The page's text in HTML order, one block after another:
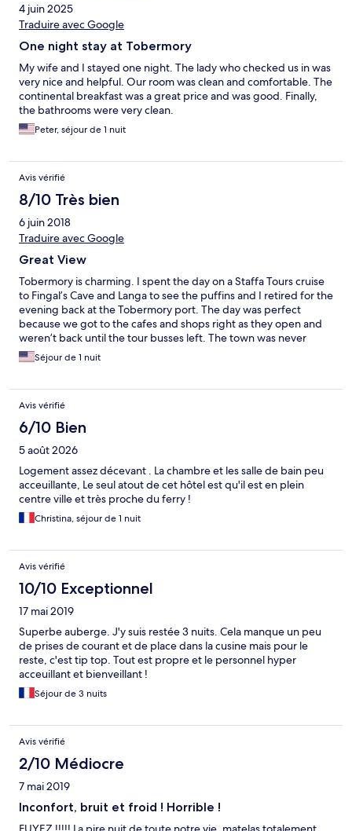
4 juin 2025
Traduire avec Google
One night stay at Tobermory
My wife and I stayed one night. The lady who checked us in was
very nice and helpful. Our room was clean and comfortable. The
continental breakfast was a great price and was good. Finally,
the bathrooms were very clean.
Peter, séjour de 1 nuit
Avis vérifié
8/10 Très bien
6 juin 2018
Traduire avec Google
Great View
Tobermory is charming. I spent the day on a Staffa Tours cruise
to Fingal’s Cave and Langa to see the puffins and I retired for the
evening back at the Tobermory port. The day was perfect
because we got to the cafes and shops right as they open and
weren’t back until the tour busses left. The town was never
crowded (thankfully because it only takes five minutes to walk
the entirety of the waterfront). The hostel was average, but I’m
FANTASTIC and the gentleman (like most people in Scotland I’ve
encountered) was prompt and pleasant. Check in was hassle
free and went smoothly. We picked up our keys, door and WiFi
access code and towels (included in private room) and headed
upstairs. The male and female showers are on separate floors.
The female facility was emaculate. I cannot testify to the
condition of the men’s showers, but my boyfriend didn’t have
any complaints. The single unisex toilet on the first floor where
we stayed did smell a bit like urine and I believe it has to do with
old plumbing, but I had the option of female toilets upstairs so it
there were some dead bugs on a walls corner and the window
sill, but nothing repulsive. I quite enjoyed my stay. My window
where there was a live bagpipe rendition for twenty minutes. I
am unsure what the occasion was, but it was pleasant.
Séjour de 1 nuit
Avis vérifié
6/10 Bien
5 août 2026
Logement assez décevant . La chambre et les salle de bain peu
acceuillante, Le seul atout de cet hôtel est qu'il est en plein
centre ville et très proche du ferry !
Christina, séjour de 1 nuit
Avis vérifié
10/10 Exceptionnel
17 mai 2019
Superbe auberge. J'y suis restée 3 nuits. Cela manque un peu
de prises de courant et de place dans la cusine mais pour le
reste, c'est tip top. Tout est propre et le personnel hyper
acceuillant et bienveillant !
Séjour de 3 nuits
Avis vérifié
2/10 Médiocre
7 mai 2019
Inconfort, bruit et froid ! Horrible !